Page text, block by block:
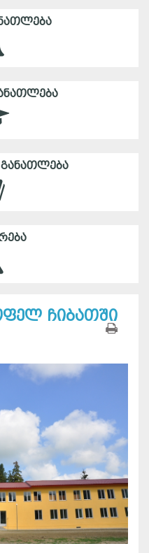
ჩიბათში